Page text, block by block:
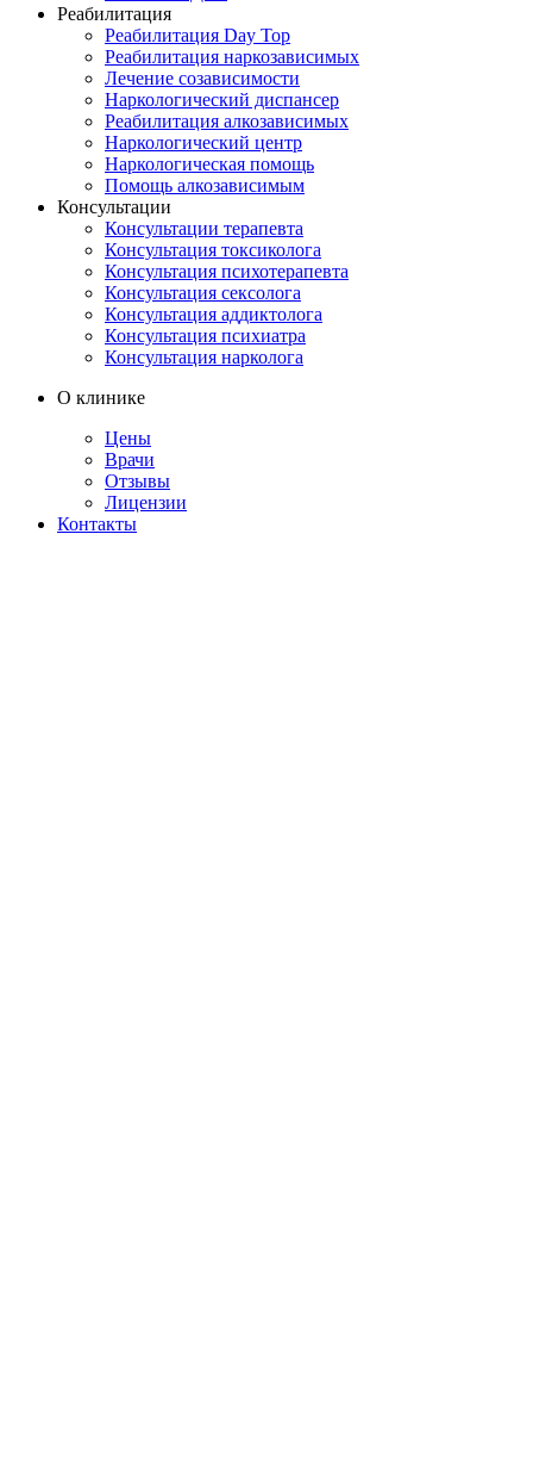
Реабилитация
Реабилитация Day Top
Реабилитация наркозависимых
Лечение созависимости
Наркологический диспансер
Реабилитация алкозависимых
Наркологический центр
Наркологическая помощь
Помощь алкозависимым
Консультации
Консультации терапевта
Консультация токсиколога
Консультация психотерапевта
Консультация сексолога
Консультация аддиктолога
Консультация психиатра
Консультация нарколога
О клинике
Цены
Врачи
Отзывы
Лицензии
Контакты